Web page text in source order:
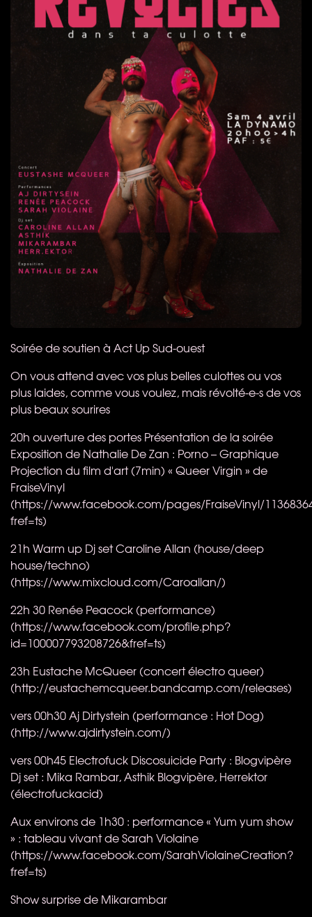
Soirée de soutien à Act Up Sud-ouest​
On vous attend avec vos plus belles culottes ou vos
plus laides, comme vous voulez, mais révolté-e-s de vos
plus beaux sourires
20h ouverture des portes Présentation de la soirée
Exposition de Nathalie De Zan : Porno – Graphique
Projection du film d'art (7min) « Queer Virgin » de
FraiseVinyl
(https://www.facebook.com/pages/FraiseVinyl/
fref=ts)
21h Warm up Dj set Caroline Allan (house/deep
house/techno)
(https://www.mixcloud.com/Caroallan/)
22h 30 Renée Peacock (performance)
(https://www.facebook.com/profile.php?
id=100007793208726&fref=ts)
23h Eustache McQueer​ (concert électro queer)
(http://eustachemcqueer.bandcamp.com/releases)
vers 00h30 Aj Dirtystein (performance : Hot Dog)
(http://www.ajdirtystein.com/)
vers 00h45 Electrofuck Discosuicide Party : Blogvipère
Dj set : Mika Rambar, Asthik Blogvipère, Herrektor
(électrofuckacid)
Aux environs de 1h30 : performance « Yum yum show
» : tableau vivant de Sarah Violaine
(https://www.facebook.com/SarahViolaineCreation?
fref=ts)
Show surprise de Mikarambar